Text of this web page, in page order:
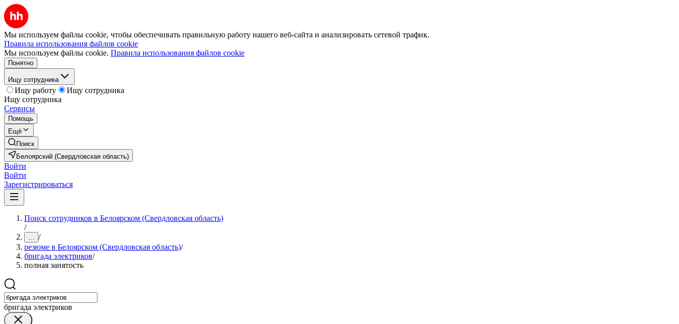
Мы используем файлы cookie, чтобы обеспечивать правильную работу нашего веб-сайта и анализировать сетевой трафик.
Правила использования файлов cookie
Мы используем файлы cookie. Правила использования файлов cookie
Понятно
Ищу сотрудника
Ищу работу
Ищу сотрудника
Ищу сотрудника
Сервисы
Помощь
Ещё
Поиск
Белоярский (Свердловская область)
Войти
Войти
Зарегистрироваться
Поиск сотрудников в Белоярском (Свердловская область)
/
... /
резюме в Белоярском (Свердловская область)/
бригада электриков/
полная занятость
бригада электриков